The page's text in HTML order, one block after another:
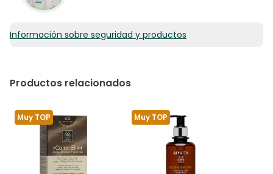
Información sobre seguridad y productos
Productos relacionados
Muy TOP Muy TOP